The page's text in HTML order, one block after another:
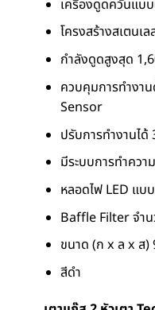
เครื่องดูดควันแบ
โครงสร้างสเตนเล
กำลังดูดสูงสุด
ควบคุมการทำงา
Sensor
ปรับการทำงานได้
มีระบบการทำควา
หลอดไฟ LED แบ
Baffle Filter จำ
ขนาด (ก x ล x ส)
สีดำ